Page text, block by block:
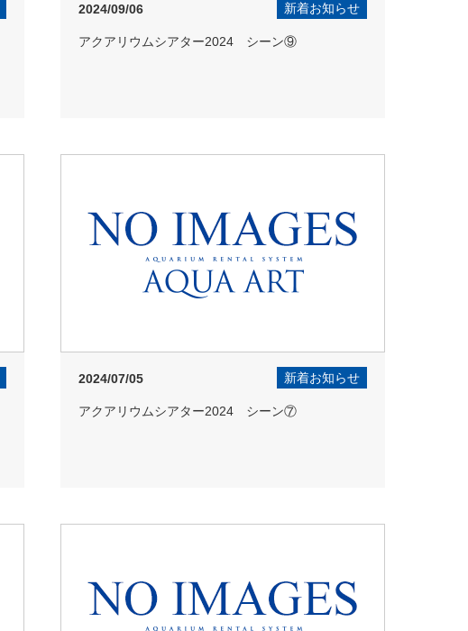
2024/09/06 新着お知らせ
アクアリウムシアター2024 シーン⑨
2024/07/05 新着お知らせ
アクアリウムシアター2024 シーン⑦